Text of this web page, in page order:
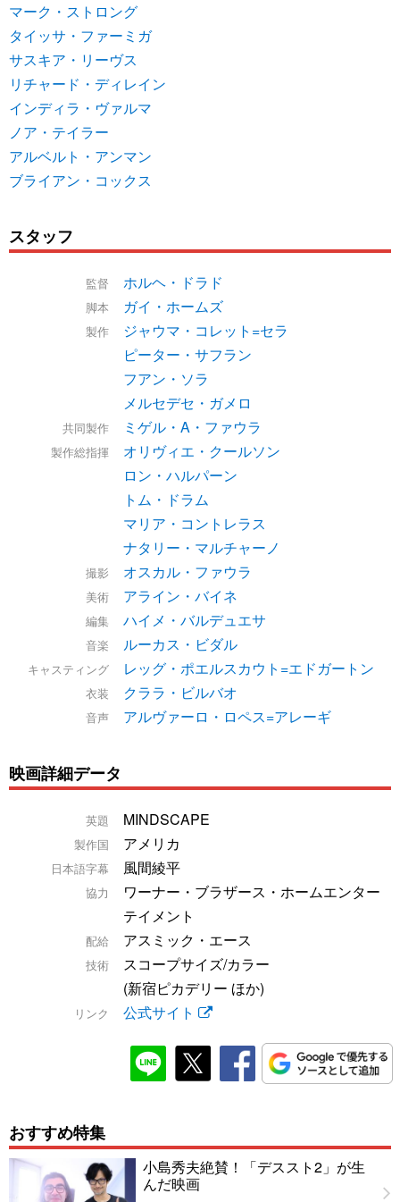
マーク・ストロング
タイッサ・ファーミガ
サスキア・リーヴス
リチャード・ディレイン
インディラ・ヴァルマ
ノア・テイラー
アルベルト・アンマン
ブライアン・コックス
スタッフ
監督 ホルヘ・ドラド
脚本 ガイ・ホームズ
製作
ジャウマ・コレット=セラ
ピーター・サフラン
フアン・ソラ
メルセデセ・ガメロ
共同製作 ミゲル・A・ファウラ
製作総指揮
オリヴィエ・クールソン
ロン・ハルパーン
トム・ドラム
マリア・コントレラス
ナタリー・マルチャーノ
撮影 オスカル・ファウラ
美術 アライン・バイネ
編集 ハイメ・バルデュエサ
音楽 ルーカス・ビダル
キャスティング レッグ・ポエルスカウト=エドガートン
衣装 クララ・ビルバオ
音声 アルヴァーロ・ロペス=アレーギ
映画詳細データ
英題 MINDSCAPE
製作国 アメリカ
日本語字幕 風間綾平
協力
ワーナー・ブラザース・ホームエンター
テイメント
配給 アスミック・エース
技術
スコープサイズ/カラー
(新宿ピカデリー ほか)
リンク 公式サイト
おすすめ特集
小島秀夫絶賛！「デススト2」が生
んだ映画